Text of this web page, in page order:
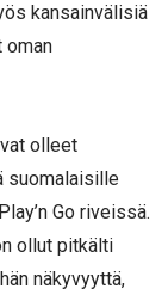
kansainvälisiä
oman
olleet
suomalaisille
Go riveissä.
ollut pitkälti
näkyvyyttä,